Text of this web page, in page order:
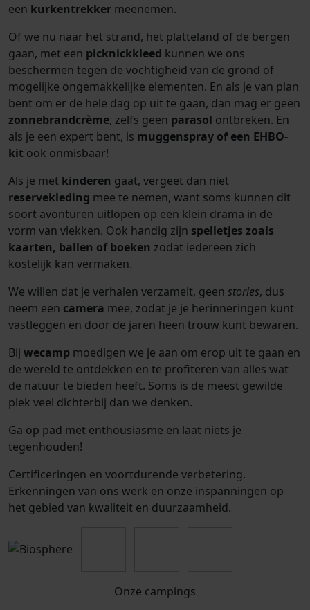
een kurkentrekker meenemen.
Of we nu naar het strand, het platteland of de bergen
gaan, met een picknickkleed kunnen we ons
beschermen tegen de vochtigheid van de grond of
mogelijke ongemakkelijke elementen. En als je van plan
bent om er de hele dag op uit te gaan, dan mag er geen
zonnebrandcrème, zelfs geen parasol ontbreken. En
als je een expert bent, is muggenspray of een EHBO-
kit ook onmisbaar!
Als je met kinderen gaat, vergeet dan niet
reservekleding mee te nemen, want soms kunnen dit
soort avonturen uitlopen op een klein drama in de
vorm van vlekken. Ook handig zijn spelletjes zoals
kaarten, ballen of boeken zodat iedereen zich
kostelijk kan vermaken.
We willen dat je verhalen verzamelt, geen stories, dus
neem een camera mee, zodat je je herinneringen kunt
vastleggen en door de jaren heen trouw kunt bewaren.
Bij wecamp moedigen we je aan om erop uit te gaan en
de wereld te ontdekken en te profiteren van alles wat
de natuur te bieden heeft. Soms is de meest gewilde
plek veel dichterbij dan we denken.
Ga op pad met enthousiasme en laat niets je
tegenhouden!
Certificeringen en voortdurende verbetering.
Erkenningen van ons werk en onze inspanningen op
het gebied van kwaliteit en duurzaamheid.
Onze campings